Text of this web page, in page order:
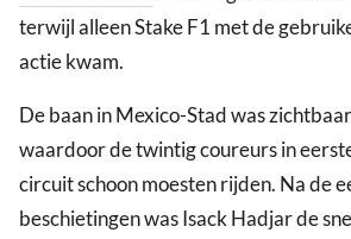
terwijl alleen Stake F1 met de
actie kwam.
De baan in Mexico-Stad was
waardoor de twintig coureurs in
circuit schoon moesten rijden. Na de
beschietingen was Isack Hadjar de